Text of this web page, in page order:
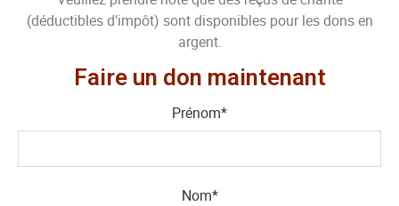
(déductibles d’impôt) sont disponibles pour les dons en
argent.
Faire un don maintenant
Prénom*
Nom*